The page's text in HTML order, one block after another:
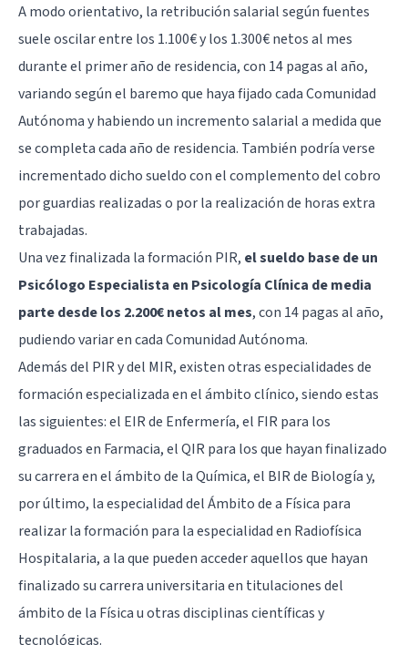
A modo orientativo, la retribución salarial según fuentes
suele oscilar entre los 1.100€ y los 1.300€ netos al mes
durante el primer año de residencia, con 14 pagas al año,
variando según el baremo que haya fijado cada Comunidad
Autónoma y habiendo un incremento salarial a medida que
se completa cada año de residencia. También podría verse
incrementado dicho sueldo con el complemento del cobro
por guardias realizadas o por la realización de horas extra
trabajadas.
Una vez finalizada la formación PIR, el sueldo base de un
Psicólogo Especialista en Psicología Clínica de media
parte desde los 2.200€ netos al mes, con 14 pagas al año,
pudiendo variar en cada Comunidad Autónoma.
Además del PIR y del MIR, existen otras especialidades de
formación especializada en el ámbito clínico, siendo estas
las siguientes: el EIR de Enfermería, el FIR para los
graduados en Farmacia, el QIR para los que hayan finalizado
su carrera en el ámbito de la Química, el BIR de Biología y,
por último, la especialidad del Ámbito de a Física para
realizar la formación para la especialidad en Radiofísica
Hospitalaria, a la que pueden acceder aquellos que hayan
finalizado su carrera universitaria en titulaciones del
ámbito de la Física u otras disciplinas científicas y
tecnológicas.